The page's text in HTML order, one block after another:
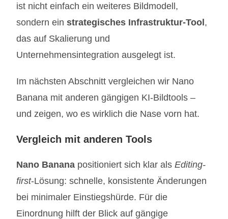
ist nicht einfach ein weiteres Bildmodell,
sondern einstrategisches Infrastruktur-Tool,
das auf Skalierung und
Unternehmensintegration ausgelegt ist.
Im nächsten Abschnitt vergleichen wir Nano
Banana mit anderen gängigen KI-Bildtools –
und zeigen, wo es wirklich die Nase vorn hat.
Vergleich mit anderen Tools
Nano Banana positioniert sich klar alsEditing-
first-Lösung: schnelle, konsistente Änderungen
bei minimaler Einstiegshürde. Für die
Einordnung hilft der Blick auf gängige